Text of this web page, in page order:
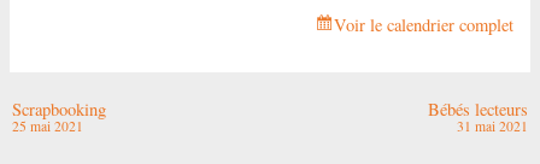
Voir le calendrier complet
Scrapbooking
25 mai 2021
Bébés lecteurs
31 mai 2021